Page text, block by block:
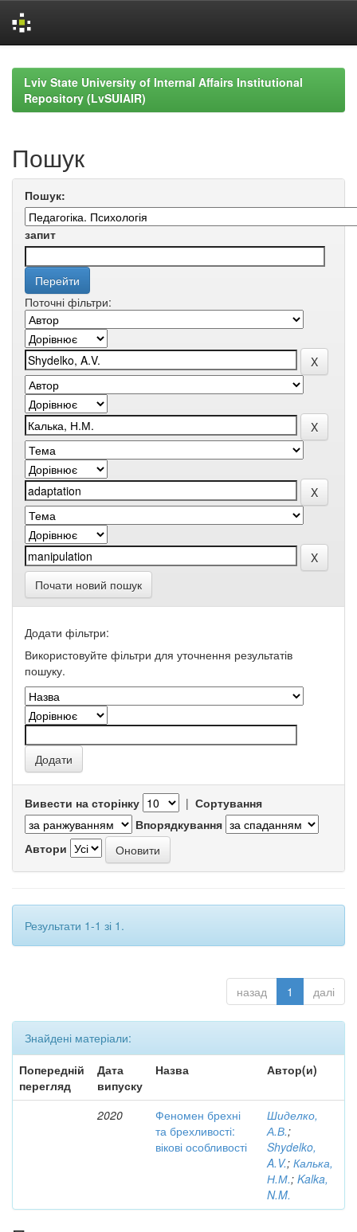
navigationLviv State University of Internal Affairs Institutional
Repository (LvSUIAIR)
Пошук
Пошук:
запит
Поточні фільтри:
Почати новий пошук
Додати фільтри:
Використовуйте фільтри для уточнення результатів
пошуку.
Вивести на сторінку | Сортування
Впорядкування
Автори
Результати 1-1 зі 1.
назад 1 далі
Знайдені матеріали:
Попередній
перегляд
Дата
випуску
Назва Автор(и)
2020
Феномен брехні
та брехливості:
вікові особливості
Шиделко,
А.В.;
Shydelko,
A.V.; Калька,
Н.М.; Kalka,
N.M.